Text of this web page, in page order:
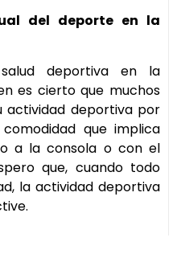
del deporte en la
deportiva en la
es cierto que muchos
actividad deportiva por
que implica
a la consola o con el
que, cuando todo
la actividad deportiva